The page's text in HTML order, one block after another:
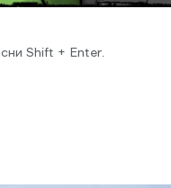
Shift + Enter.